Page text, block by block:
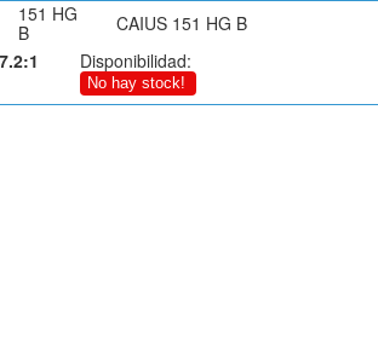
151 HG
B
CAIUS 151 HG B
7.2:1 Disponibilidad:
No hay stock!